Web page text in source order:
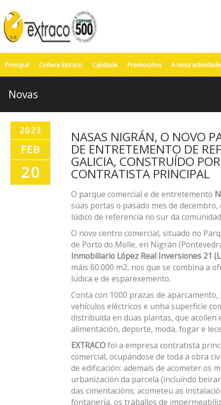
Principal Coñece Extraco Calidade Promocións A nosa actividade
Novas
2023
FEB
20
NASAS NIGRÁN, O NOVO
DE ENTRETEMENTO DE
GALICIA, CONSTRUÍDO
CONTRATISTA PRINCIPAL
O parque comercial e de entretemento
súas portas o pasado mes de decembro,
lúdico de referencia no sur da
O novo centro comercial, situado no
de Porto do Molle, en Nigrán
Inmobiliario López Real Inversiones 21
máis 60.000 m2, nos que se combina a
lúdica e de esparexemento.
Conta con 1000 prazas de
vehículos eléctricos e unha superficie
distribuída en dúas plantas, que acollen
alimentación, deporte, moda, fogar e
EXTRACOfoi a empresa contratista
comercial, ocupándose de toda a obra
de edificación: ademais de acometer os
urbanización da parcela (incluíndo
das cimentacións; acometeu as
fontanería, os traballos de